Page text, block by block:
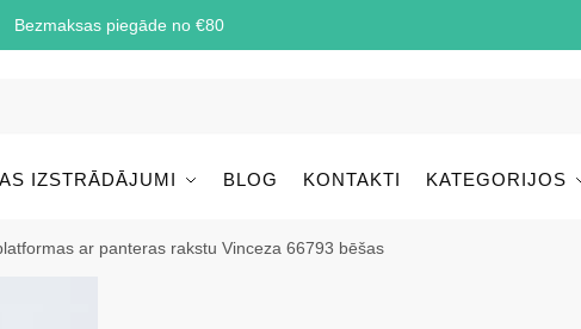
Bezmaksas piegāde no €80
IZSTRĀDĀJUMI BLOG KONTAKTI KATEGORIJOS
ar panteras rakstu Vinceza 66793 bēšas